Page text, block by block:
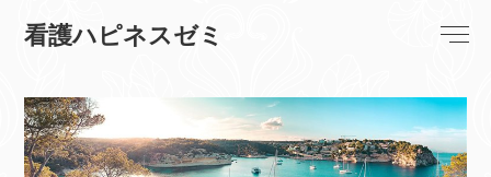
看護ハピネスゼミ